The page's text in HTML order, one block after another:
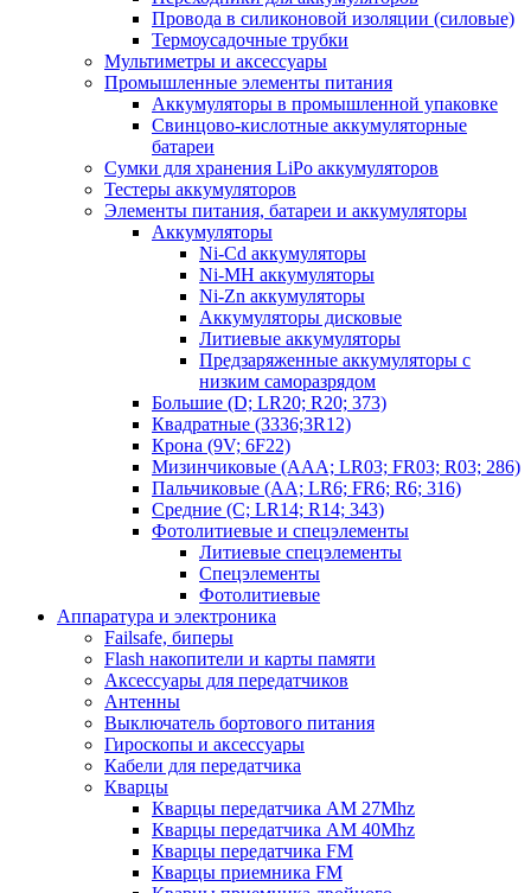
Провода в силиконовой изоляции (силовые)
Термоусадочные трубки
Мультиметры и аксессуары
Промышленные элементы питания
Аккумуляторы в промышленной упаковке
Свинцово-кислотные аккумуляторные
батареи
Сумки для хранения LiPo аккумуляторов
Тестеры аккумуляторов
Элементы питания, батареи и аккумуляторы
Аккумуляторы
Ni-Cd аккумуляторы
Ni-MH аккумуляторы
Ni-Zn аккумуляторы
Аккумуляторы дисковые
Литиевые аккумуляторы
Предзаряженные аккумуляторы с
низким саморазрядом
Большие (D; LR20; R20; 373)
Квадратные (3336;3R12)
Крона (9V; 6F22)
Мизинчиковые (AAA; LR03; FR03; R03; 286)
Пальчиковые (AA; LR6; FR6; R6; 316)
Средние (C; LR14; R14; 343)
Фотолитиевые и спецэлементы
Литиевые спецэлементы
Спецэлементы
Фотолитиевые
Аппаратура и электроника
Failsafe, биперы
Flash накопители и карты памяти
Аксессуары для передатчиков
Антенны
Выключатель бортового питания
Гироскопы и аксессуары
Кабели для передатчика
Кварцы
Кварцы передатчика AM 27Mhz
Кварцы передатчика AM 40Mhz
Кварцы передатчика FM
Кварцы приемника FM